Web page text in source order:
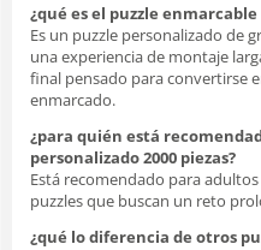
¿qué es el puzzle
Es un puzzle personalizado de
una experiencia de montaje
final pensado para convertirse
enmarcado.
¿para quién está
personalizado 2000 piezas?
Está recomendado para
puzzles que buscan un reto
¿qué lo diferencia de otros